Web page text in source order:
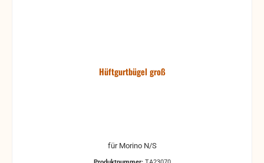
Hüftgurtbügel groß
für Morino N/S